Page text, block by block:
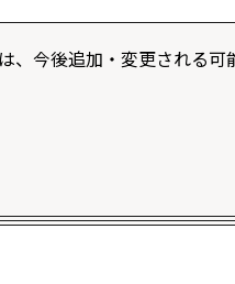
のプレゼントに応募するこ
今後追加・変更される可